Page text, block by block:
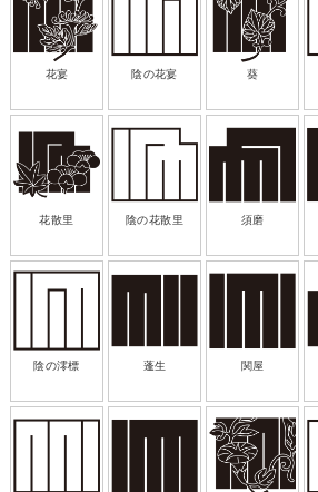
花宴 陰の花宴 葵
花散里 陰の花散里 須磨
陰の澪標 蓬生 関屋